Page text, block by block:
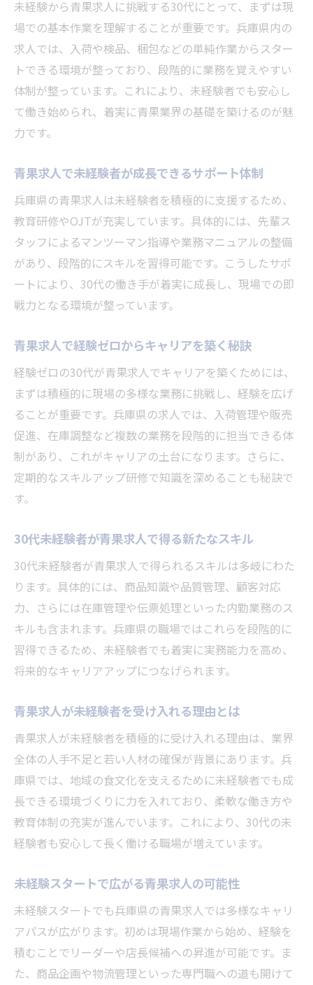
転職成功者の視点で見る青果求人の魅力
青果求人で理想の職場に出会う方法
未経験から青果求人に挑戦する30代にとって、まずは現
場での基本作業を理解することが重要です。兵庫県内の
求人では、入荷や検品、梱包などの単純作業からスター
トできる環境が整っており、段階的に業務を覚えやすい
体制が整っています。これにより、未経験者でも安心し
て働き始められ、着実に青果業界の基礎を築けるのが魅
力です。
青果求人で未経験者が成長できるサポート体制
兵庫県の青果求人は未経験者を積極的に支援するため、
教育研修やOJTが充実しています。具体的には、先輩ス
タッフによるマンツーマン指導や業務マニュアルの整備
があり、段階的にスキルを習得可能です。こうしたサポ
ートにより、30代の働き手が着実に成長し、現場での即
戦力となる環境が整っています。
青果求人で経験ゼロからキャリアを築く秘訣
経験ゼロの30代が青果求人でキャリアを築くためには、
まずは積極的に現場の多様な業務に挑戦し、経験を広げ
ることが重要です。兵庫県の求人では、入荷管理や販売
促進、在庫調整など複数の業務を段階的に担当できる体
制があり、これがキャリアの土台になります。さらに、
定期的なスキルアップ研修で知識を深めることも秘訣で
す。
30代未経験者が青果求人で得る新たなスキル
30代未経験者が青果求人で得られるスキルは多岐にわた
ります。具体的には、商品知識や品質管理、顧客対応
力、さらには在庫管理や伝票処理といった内勤業務のス
キルも含まれます。兵庫県の職場ではこれらを段階的に
習得できるため、未経験者でも着実に実務能力を高め、
将来的なキャリアアップにつなげられます。
青果求人が未経験者を受け入れる理由とは
青果求人が未経験者を積極的に受け入れる理由は、業界
全体の人手不足と若い人材の確保が背景にあります。兵
庫県では、地域の食文化を支えるために未経験者でも成
長できる環境づくりに力を入れており、柔軟な働き方や
教育体制の充実が進んでいます。これにより、30代の未
経験者も安心して長く働ける職場が増えています。
未経験スタートで広がる青果求人の可能性
未経験スタートでも兵庫県の青果求人では多様なキャリ
アパスが広がります。初めは現場作業から始め、経験を
積むことでリーダーや店長候補への昇進が可能です。ま
た、商品企画や物流管理といった専門職への道も開けて